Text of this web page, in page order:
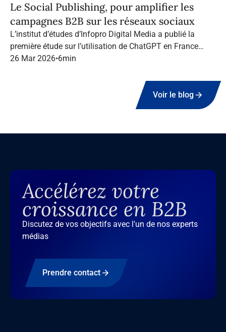
Le Social Publishing, pour amplifier les
campagnes B2B sur les réseaux sociaux
L’institut d’études d’Infopro Digital Media a publié la
première étude sur l’utilisation de ChatGPT en France
dans le marketing B2B.
26 Mar 2026•6min
Voir le blog
Accélérez votre
croissance en B2B
Discutez de vos objectifs avec l'un de nos experts
médias
Prendre contact